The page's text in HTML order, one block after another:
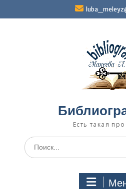
Есть такая
Поиск
по: